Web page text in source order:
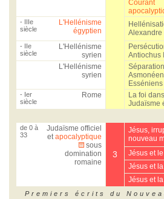
Courant
- IIIe
siècle
L'Hellénisme
égyptien
Alexandre
- IIe
siècle
L'Hellénisme
syrien
Antiochus
L'Hellénisme
syrien
Esséniens
- Ier
siècle
Rome
La foi
Judaïsme
de 0 à
33
Judaïsme officiel
etapocalyptique
sous
domination
romaine
3
Jésus,
nouveau
Jésus et
Jésus et
Jésus et
Premiers écrits du